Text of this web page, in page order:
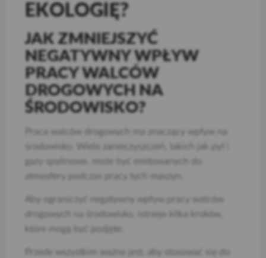
EKOLOGIĘ?
JAK ZMNIEJSZYĆ
NEGATYWNY WPŁYW
PRACY WALCÓW
DROGOWYCH NA
ŚRODOWISKO?
Praca walców drogowych ma znaczący wpływ na
środowisko. Wiele zanieczyszczeń, takich jak pył i
gazy spalinowe, może być emitowanych do
atmosfery podczas pracy tych maszyn.
Aby ograniczyć negatywny wpływ pracy walców
drogowych na środowisko, istnieje kilka kroków,
Przede wszystkim ważne jest, aby stosować się do